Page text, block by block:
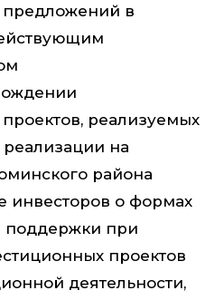
в
реализуемых
на
района
инвесторов о формах
поддержки при
проектов
деятельности,